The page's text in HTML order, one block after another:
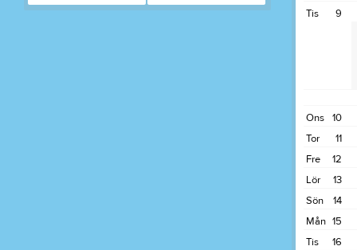
9
Tis
10
Ons
11
Tor
12
Fre
13
Lör
14
Sön
15
Mån
16
Tis